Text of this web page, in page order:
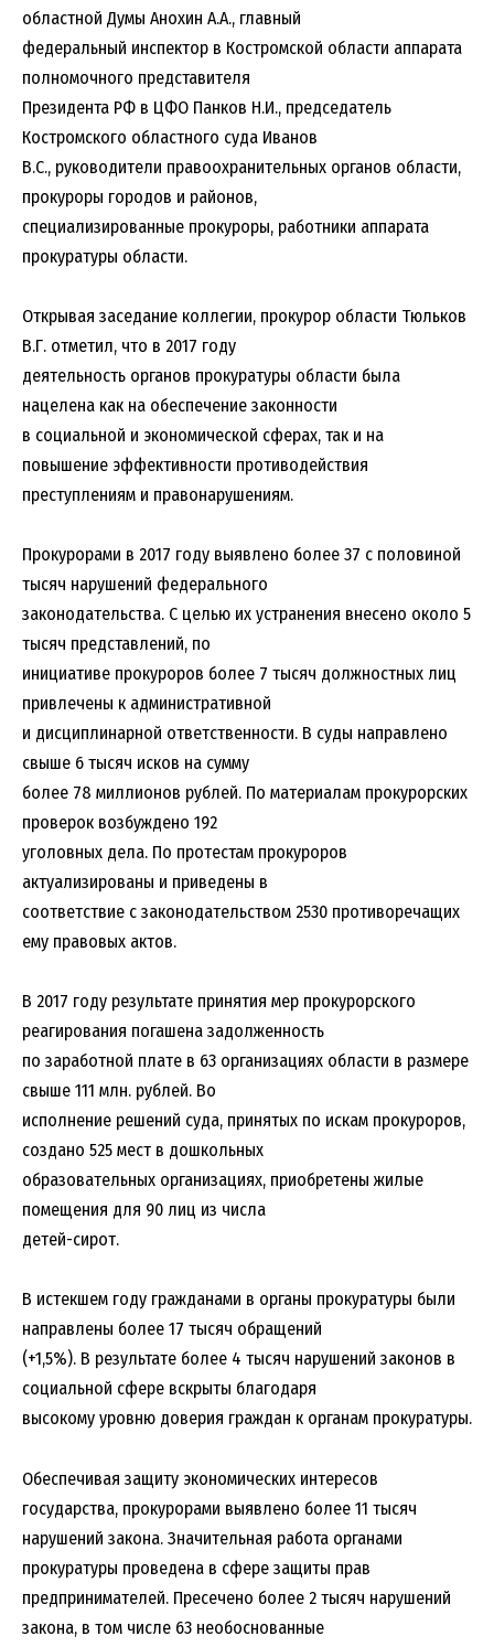
областной Думы Анохин А.А., главный
федеральный инспектор в Костромской области аппарата
полномочного представителя
Президента РФ в ЦФО Панков Н.И., председатель
Костромского областного суда Иванов
В.С., руководители правоохранительных органов области,
прокуроры городов и районов,
специализированные прокуроры, работники аппарата
прокуратуры области.
Открывая заседание коллегии, прокурор области Тюльков
В.Г. отметил, что в 2017 году
деятельность органов прокуратуры области была
нацелена как на обеспечение законности
в социальной и экономической сферах, так и на
повышение эффективности противодействия
преступлениям и правонарушениям.
Прокурорами в 2017 году выявлено более 37 с половиной
тысяч нарушений федерального
законодательства. С целью их устранения внесено около 5
тысяч представлений, по
инициативе прокуроров более 7 тысяч должностных лиц
привлечены к административной
и дисциплинарной ответственности. В суды направлено
свыше 6 тысяч исков на сумму
более 78 миллионов рублей. По материалам прокурорских
проверок возбуждено 192
уголовных дела. По протестам прокуроров
актуализированы и приведены в
соответствие с законодательством 2530 противоречащих
ему правовых актов.
В 2017 году результате принятия мер прокурорского
реагирования погашена задолженность
по заработной плате в 63 организациях области в размере
свыше 111 млн. рублей. Во
исполнение решений суда, принятых по искам прокуроров,
создано 525 мест в дошкольных
образовательных организациях, приобретены жилые
помещения для 90 лиц из числа
детей-сирот.
В истекшем году гражданами в органы прокуратуры были
направлены более 17 тысяч обращений
(+1,5%). В результате более 4 тысяч нарушений законов в
социальной сфере вскрыты благодаря
высокому уровню доверия граждан к органам прокуратуры.
Обеспечивая защиту экономических интересов
государства, прокурорами выявлено более 11 тысяч
нарушений закона. Значительная работа органами
прокуратуры проведена в сфере защиты прав
предпринимателей. Пресечено более 2 тысяч нарушений
закона, в том числе 63 необоснованные